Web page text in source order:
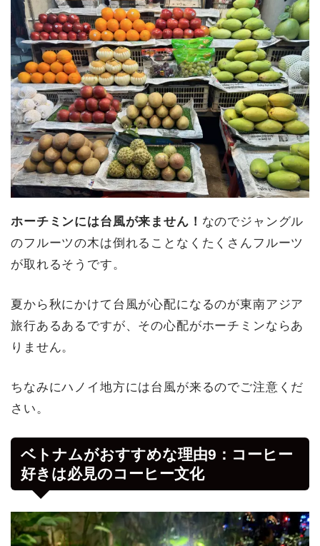
ホーチミンには台風が来ません！ なのでジャングル
のフルーツの木は倒れることなくたくさんフルーツ
が取れるそうです。
夏から秋にかけて台風が心配になるのが東南アジア
旅行あるあるですが、その心配がホーチミンならあ
りません。
ちなみにハノイ地方には台風が来るのでご注意くだ
さい。
ベトナムがおすすめな理由9：コーヒー
好きは必見のコーヒー文化